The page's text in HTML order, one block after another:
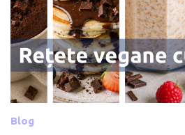
Blog